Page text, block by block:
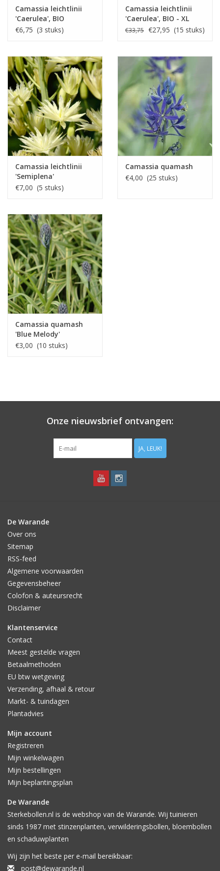
Camassia leichtlinii
'Caerulea', BIO
€6,75 (3 stuks)
Camassia leichtlinii
'Caerulea', BIO - XL
voordeelverpakking
€33,75 €27,95 (15 stuks)
Camassia leichtlinii
'Semiplena'
€7,00 (5 stuks)
Camassia quamash
€4,00 (25 stuks)
Camassia quamash
'Blue Melody'
€3,00 (10 stuks)
Onze nieuwsbrief ontvangen:
JA, LEUK!
De Warande
Over ons
Sitemap
RSS-feed
Algemene voorwaarden
Gegevensbeheer
Colofon & auteursrecht
Disclaimer
Klantenservice
Contact
Meest gestelde vragen
Betaalmethoden
EU btw wetgeving
Verzending, afhaal & retour
Markt- & tuindagen
Plantadvies
Mijn account
Registreren
Mijn winkelwagen
Mijn bestellingen
Mijn beplantingsplan
De Warande
Sterkebollen.nl is de webshop van de Warande. Wij tuinieren
sinds 1987 met stinzenplanten, verwilderingsbollen, bloembollen
en schaduwplanten
Wij zijn het beste per e-mail bereikbaar:
post@dewarande.nl